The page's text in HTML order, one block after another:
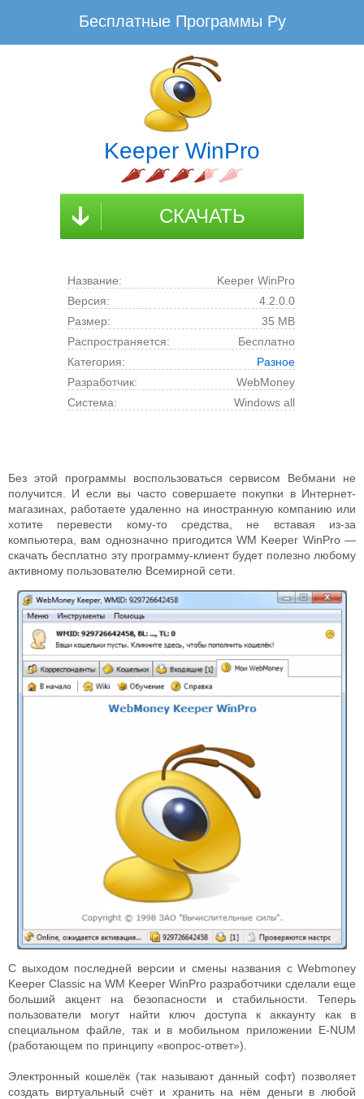
Бесплатные Программы Ру
www.BesplatnyeProgrammy.Ru - Не плати, а благодари!
Скачать Keeper WinPro Бесплатно для
Windows
Keeper WinPro скачать для компьютера на
русском языке
Последнюю русскую версию Keeper WinPro скачать для ПК
без вирусов, регистрации и смс
Бесплатные Программы Ру Интернет
Keeper WinPro
СКАЧАТЬ
Название:
Keeper WinPro
Версия:
4.2.0.0
Размер:
35 MB
Распространяется:
Бесплатно
Категория:
Разное
Разработчик:
WebMoney
Cистема:
Windows all
Без этой программы воспользоваться сервисом Вебмани не
получится. И если вы часто совершаете покупки в Интернет-
магазинах, работаете удаленно на иностранную компанию или
хотите перевести кому-то средства, не вставая из-за
компьютера, вам однозначно пригодится WM Keeper WinPro —
скачать бесплатно эту программу-клиент будет полезно любому
активному пользователю Всемирной сети.
С выходом последней версии и смены названия с Webmoney
Keeper Classic на WM Keeper WinPro разработчики сделали еще
больший акцент на безопасности и стабильности. Теперь
пользователи могут найти ключ доступа к аккаунту как в
специальном файле, так и в мобильном приложении E-NUM
(работающем по принципу «вопрос-ответ»).
Электронный кошелёк (так называют данный софт) позволяет
создать виртуальный счёт и хранить на нём деньги в любой